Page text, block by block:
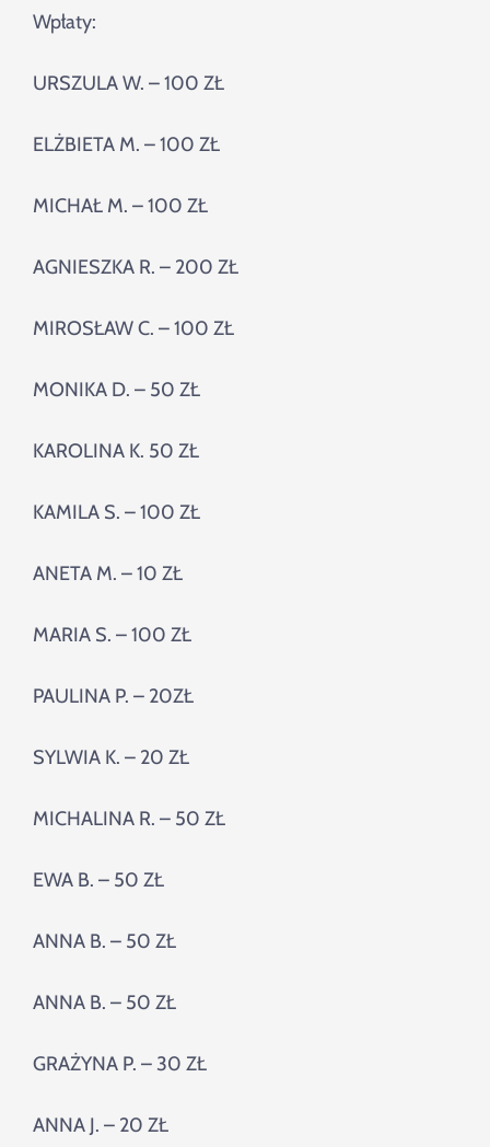
Wpłaty:
URSZULA W. – 100 ZŁ
ELŻBIETA M. – 100 ZŁ
MICHAŁ M. – 100 ZŁ
AGNIESZKA R. – 200 ZŁ
MIROSŁAW C. – 100 ZŁ
MONIKA D. – 50 ZŁ
KAROLINA K. 50 ZŁ
KAMILA S. – 100 ZŁ
ANETA M. – 10 ZŁ
MARIA S. – 100 ZŁ
PAULINA P. – 20ZŁ
SYLWIA K. – 20 ZŁ
MICHALINA R. – 50 ZŁ
EWA B. – 50 ZŁ
ANNA B. – 50 ZŁ
ANNA B. – 50 ZŁ
GRAŻYNA P. – 30 ZŁ
ANNA J. – 20 ZŁ